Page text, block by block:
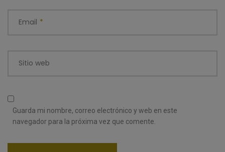
Email *
Sitio web
Guarda mi nombre, correo electrónico y web en este
navegador para la próxima vez que comente.